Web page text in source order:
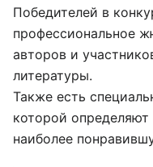
Победителей в
профессиональное
авторов и
литературы.
Также есть
которой
наиболее